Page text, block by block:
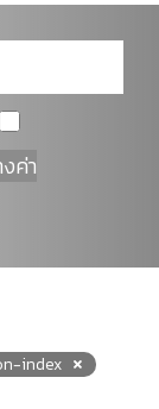
ค่า
index